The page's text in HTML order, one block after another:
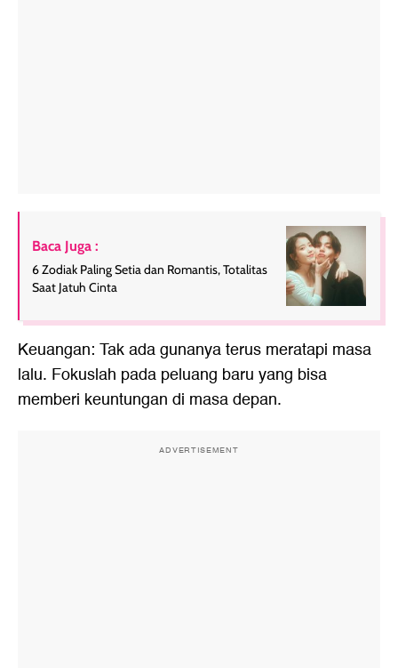
Baca Juga :
6 Zodiak Paling Setia dan Romantis, Totalitas
Saat Jatuh Cinta
Keuangan: Tak ada gunanya terus meratapi masa
lalu. Fokuslah pada peluang baru yang bisa
memberi keuntungan di masa depan.
ADVERTISEMENT